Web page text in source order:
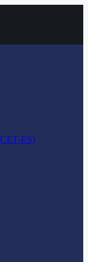
ES)